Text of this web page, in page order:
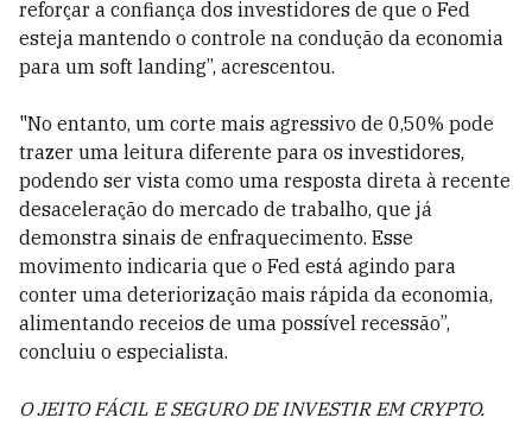
reforçar a confiança dos investidores de que o Fed
esteja mantendo o controle na condução da economia
para um soft landing”, acrescentou.
"No entanto, um corte mais agressivo de 0,50% pode
trazer uma leitura diferente para os investidores,
podendo ser vista como uma resposta direta à recente
desaceleração do mercado de trabalho, que já
demonstra sinais de enfraquecimento. Esse
movimento indicaria que o Fed está agindo para
conter uma deteriorização mais rápida da economia,
alimentando receios de uma possível recessão”,
concluiu o especialista.
O JEITO FÁCIL E SEGURO DE INVESTIR EM CRYPTO.